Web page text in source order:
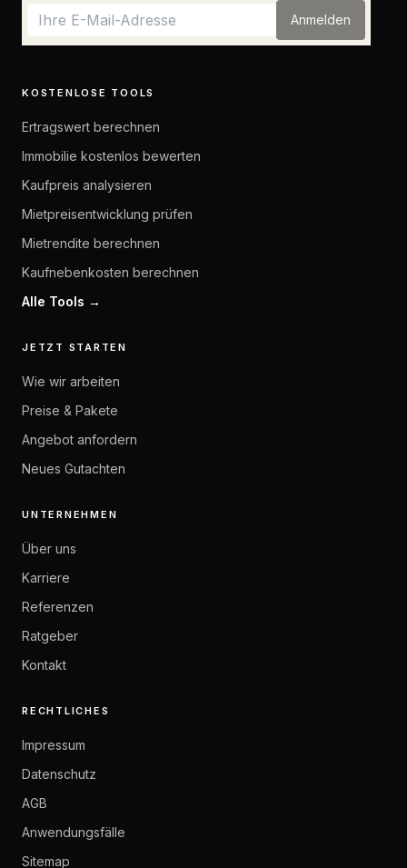
Anmelden
KOSTENLOSE TOOLS
Ertragswert berechnen
Immobilie kostenlos bewerten
Kaufpreis analysieren
Mietpreisentwicklung prüfen
Mietrendite berechnen
Kaufnebenkosten berechnen
Alle Tools →
JETZT STARTEN
Wie wir arbeiten
Preise & Pakete
Angebot anfordern
Neues Gutachten
UNTERNEHMEN
Über uns
Karriere
Referenzen
Ratgeber
Kontakt
RECHTLICHES
Impressum
Datenschutz
AGB
Anwendungsfälle
Sitemap